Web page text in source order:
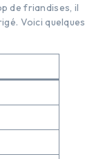
de friandises, il
Voici quelques